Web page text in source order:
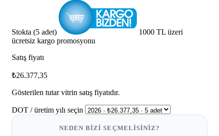
Stokta (5 adet)
1000 TL üzeri
ücretsiz kargo promosyonu
Satış fiyatı
₺26.377,35
Gösterilen tutar vitrin satış fiyatıdır.
DOT / üretim yılı seçin
NEDEN BIZI SEÇMELISINIZ?